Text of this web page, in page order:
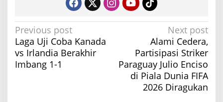
P
o
s
t
Previous post
Laga Uji Coba Kanada
vs Irlandia Berakhir
Imbang 1-1
Next post
Alami Cedera,
Partisipasi Striker
Paraguay Julio Enciso
di Piala Dunia FIFA
2026 Diragukan